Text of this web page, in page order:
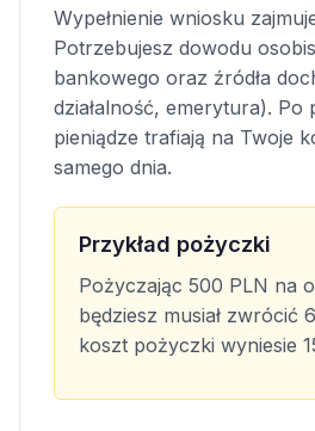
Wypełnienie wniosku
Potrzebujesz dowodu
bankowego oraz źródła
działalność, emerytura). Po
pieniądze trafiają na Twoje
samego dnia.
Przykład pożyczki
Pożyczając 500 PLN na
będziesz musiał zwrócić
koszt pożyczki wyniesie